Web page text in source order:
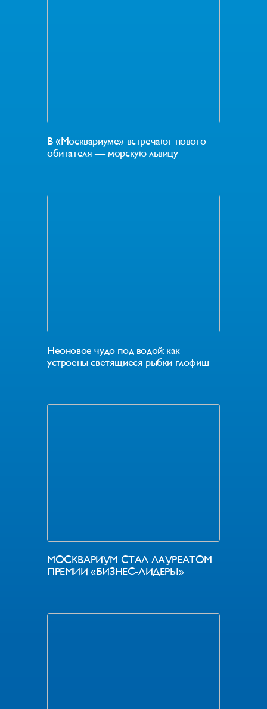
В «Москвариуме» встречают нового
обитателя — морскую львицу
Неоновое чудо под водой: как
устроены светящиеся рыбки глофиш
МОСКВАРИУМ СТАЛ ЛАУРЕАТОМ
ПРЕМИИ «БИЗНЕС-ЛИДЕРЫ»